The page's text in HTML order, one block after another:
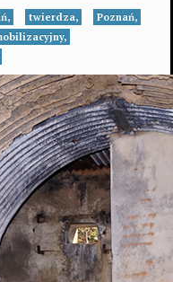
twierdza,
Poznań,